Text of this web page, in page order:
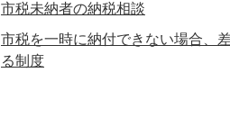
市税未納者の納税相談
市税を一時に納付できない場合、
る制度